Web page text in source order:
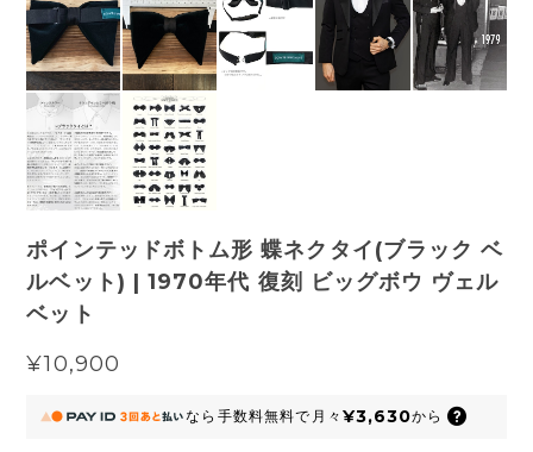
ポインテッドボトム形 蝶ネクタイ(ブラック ベ
ルベット) | 1970年代 復刻 ビッグボウ ヴェル
ベット
¥10,900
なら 手数料無料で 月々 ¥3,630から